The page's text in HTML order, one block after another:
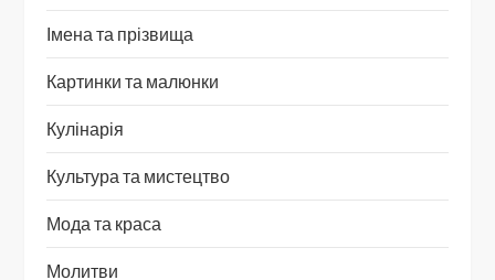
Імена та прізвища
Картинки та малюнки
Кулінарія
Культура та мистецтво
Мода та краса
Молитви